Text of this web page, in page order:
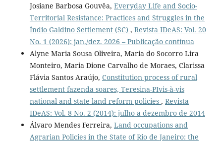
Josiane Barbosa Gouvêa, Everyday Life and Socio-
Territorial Resistance: Practices and Struggles in the
Índio Galdino Settlement (SC) , Revista IDeAS: Vol. 20
No. 1 (2026): jan./dez. 2026 – Publicação contínua
Alyne Maria Sousa Oliveira, Maria do Socorro Lira
Monteiro, Maria Dione Carvalho de Moraes, Clarissa
Flávia Santos Araújo, Constitution process of rural
settlement fazenda soares, Teresina-PIvis-à-vis
national and state land reform policies , Revista
IDeAS: Vol. 8 No. 2 (2014): julho a dezembro de 2014
Álvaro Mendes Ferreira, Land occupations and
Agrarian Policies in the State of Rio de Janeiro: the